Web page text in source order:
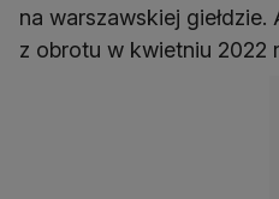
na warszawskiej
z obrotu w kwietniu 2022